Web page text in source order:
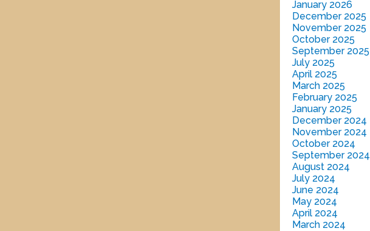
January 2026
December 2025
November 2025
October 2025
September 2025
July 2025
April 2025
March 2025
February 2025
January 2025
December 2024
November 2024
October 2024
September 2024
August 2024
July 2024
June 2024
May 2024
April 2024
March 2024